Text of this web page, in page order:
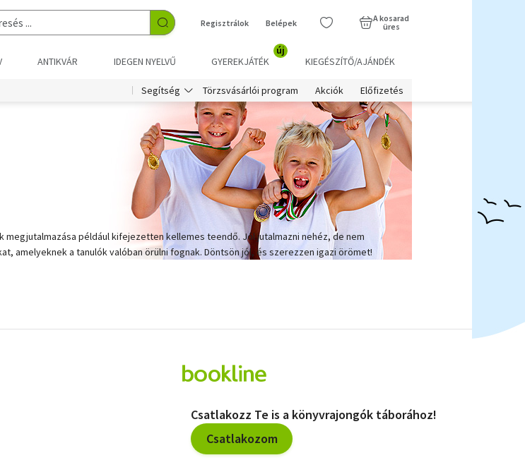
Regisztrálok Belépek
A kosarad
üres
ANTIKVÁR IDEGEN NYELVŰ GYEREKJÁTÉK
új
KIEGÉSZÍTŐ/AJÁNDÉK
Segítség Törzsvásárlói program Akciók Előfizetés
például kifejezetten kellemes teendő. Jól jutalmazni nehéz, de nem
amelyeknek a tanulók valóban örülni fognak. Döntsön jól, és szerezzen igazi örömet!
Csatlakozz Te is a könyvrajongók táborához!
Csatlakozom